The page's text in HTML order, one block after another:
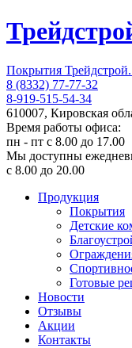
Покрытия
8 (8332) 77-77-32
8-919-515-54-34
610007, Кировская
Время работы офиса:
пн - пт с 8.00 до 17.00
Мы доступны
с 8.00 до 20.00
Продукция
Покрытия
Детские
Готовые
Новости
Отзывы
Акции
Контакты